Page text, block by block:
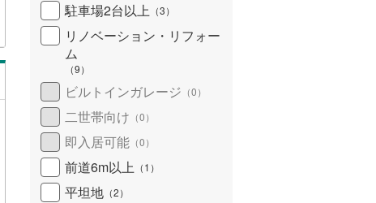
駐車場2台以上 （3）
リノベーション・リフォー
ム
（9）
ビルトインガレージ （0）
二世帯向け （0）
即入居可能 （0）
前道6m以上 （1 ）
平坦地 （2）
山形新幹線 (0
東海道新幹線
九州新幹線
札幌市営地下鉄東豊線
東京メトロ銀座線